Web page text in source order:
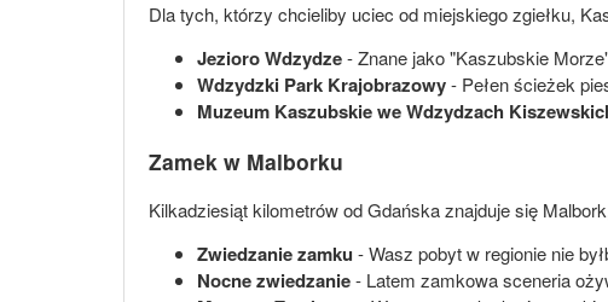
Dla tych, którzy chcieliby uciec od miejskiego zgiełku,
Jezioro Wdzydze- Znane jako "Kaszubskie
Wdzydzki Park Krajobrazowy- Pełen ścieżek
Muzeum Kaszubskie we Wdzydzach
Zamek w Malborku
Kilkadziesiąt kilometrów od Gdańska znajduje się
Zwiedzanie zamku - Wasz pobyt w regionie nie
Nocne zwiedzanie- Latem zamkowa sceneria